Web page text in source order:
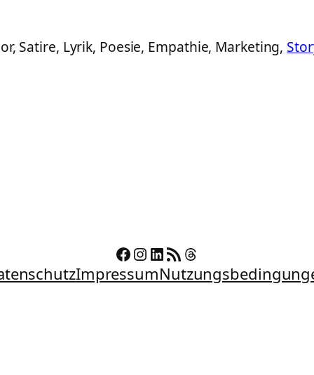
Satire, Lyrik, Poesie, Empathie, Marketing,
Facebook
Instagram
LinkedIn
RSS-FeedThreads
Impressum